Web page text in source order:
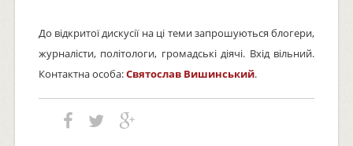
До відкритої дискусії на ці теми запрошуються блогери,
журналісти, політологи, громадські діячі. Вхід вільний.
Контактна особа:Святослав Вишинський.